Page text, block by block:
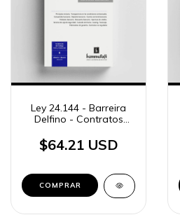
Ley 24.144 - Barreira
Delfino - Contratos
$64.21 USD
COMPRAR